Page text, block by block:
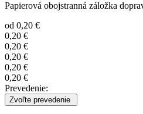
Papierová obojstranná záložka
od 0,20 €
0,20 €
0,20 €
0,20 €
0,20 €
0,20 €
Prevedenie:
Zvoľte prevedenie